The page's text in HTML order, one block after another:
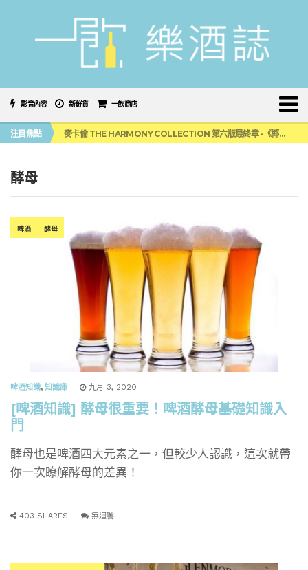
影音內容 新鮮貨 一飲商店
注目焦點
美國正式恢復蘇格蘭威士忌零關稅！烈酒產業再次迎來重磅利多
麥卡倫 THE HARMONY COLLECTION 第六版最終章 -《椰風煖韻》
角嗨尬炸物X爽快這一步，角瓶攜手頂呱呱 全新套餐限時登場
酵母
啤酒 酵母
啤酒知識, 知識庫 九月 3, 2020
[啤酒知識] 酵母很重要！啤酒酵母基礎知識入
門
酵母也是啤酒四大元素之一，但較少人認識，這次就帶
你一次瞭解酵母的差異！
403 SHARES 無迴響